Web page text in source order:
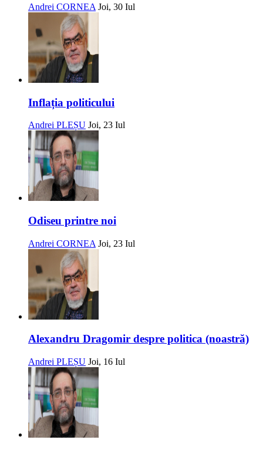
Andrei CORNEA Joi, 30 Iul
Inflația politicului
Andrei PLEȘU Joi, 23 Iul
Odiseu printre noi
Andrei CORNEA Joi, 23 Iul
Alexandru Dragomir despre politica (noastră)
Andrei PLEȘU Joi, 16 Iul